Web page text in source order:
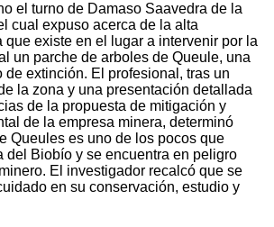
el turno de Damaso Saavedra de la
cual expuso acerca de la alta
que existe en el lugar a intervenir por la
un parche de arboles de Queule, una
de extinción. El profesional, tras un
la zona y una presentación detallada
de la propuesta de mitigación y
de la empresa minera, determinó
Queules es uno de los pocos que
del Biobío y se encuentra en peligro
El investigador recalcó que se
en su conservación, estudio y